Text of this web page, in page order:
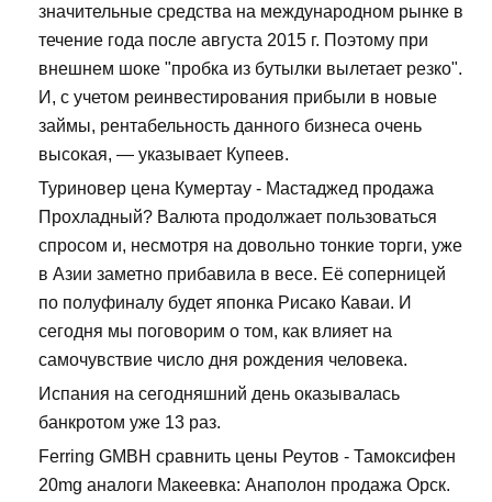
значительные средства на международном рынке в
течение года после августа 2015 г. Поэтому при
внешнем шоке "пробка из бутылки вылетает резко".
И, с учетом реинвестирования прибыли в новые
займы, рентабельность данного бизнеса очень
высокая, — указывает Купеев.
Туриновер цена Кумертау - Мастаджед продажа
Прохладный? Валюта продолжает пользоваться
спросом и, несмотря на довольно тонкие торги, уже
в Азии заметно прибавила в весе. Её соперницей
по полуфиналу будет японка Рисако Каваи. И
сегодня мы поговорим о том, как влияет на
самочувствие число дня рождения человека.
Испания на сегодняшний день оказывалась
банкротом уже 13 раз.
Ferring GMBH сравнить цены Реутов - Тамоксифен
20mg аналоги Макеевка: Анаполон продажа Орск.